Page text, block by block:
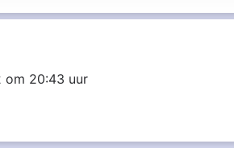
20:43 uur